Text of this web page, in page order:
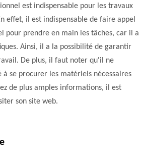
est indispensable pour les travaux
effet, il est indispensable de faire appel
pour prendre en main les tâches, car il a
Ainsi, il a la possibilité de garantir
De plus, il faut noter qu'il ne
se procurer les matériels nécessaires
de plus amples informations, il est
son site web.